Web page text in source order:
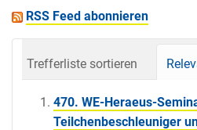
RSS Feed abonnieren
Trefferliste sortieren
470. WE-Heraeus-
Teilchenbeschleuniger